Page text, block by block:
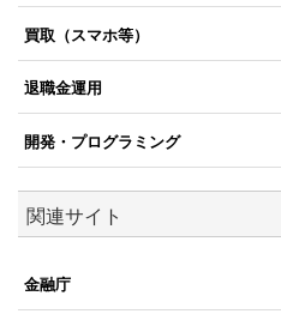
買取（スマホ等）
退職金運用
開発・プログラミング
関連サイト
金融庁